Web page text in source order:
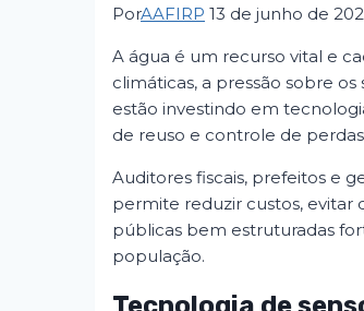
PorAAFIRP 13 de junho de
A água é um recurso vital e
climáticas, a pressão sobre
estão investindo em
de reuso e controle de
Auditores fiscais, prefeitos e
permite reduzir custos, evitar
públicas bem estruturadas
população.